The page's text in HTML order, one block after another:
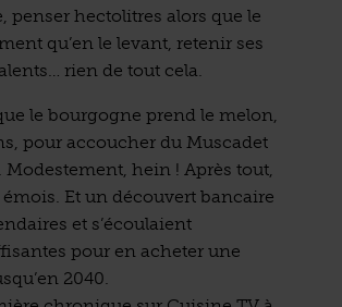
penser hectolitres alors que le
qu’en le levant, retenir ses
rien de tout cela.
le bourgogne prend le melon,
pour accoucher du Muscadet
hein ! Après tout,
Et un découvert bancaire
et s’écoulaient
pour en acheter une
2040.